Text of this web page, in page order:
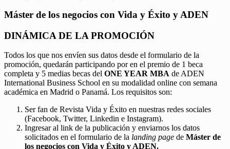
Máster de los negocios con Vida y Éxito y ADEN
DINÁMICA DE LA PROMOCIÓN
Todos los que nos envíen sus datos desde el formulario de la
promoción, quedarán participando por en el premio de 1 beca
completa y 5 medias becas del ONE YEAR MBA de ADEN
International Business School en su modalidad online con semana
académica en Madrid o Panamá. Los requisitos son:
Ser fan de Revista Vida y Éxito en nuestras redes sociales
(Facebook, Twitter, Linkedin e Instagram).
Ingresar al link de la publicación y enviarnos los datos
solicitados en el formulario de la landing page de Máster de
los negocios con Vida y Éxito y ADEN.